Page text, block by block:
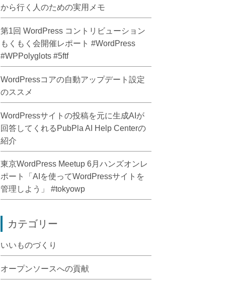
から行く人のための実用メモ
第1回 WordPress コントリビューション
もくもく会開催レポート #WordPress
#WPPolyglots #5ftf
WordPressコアの自動アップデート設定
のススメ
WordPressサイトの投稿を元に生成AIが
回答してくれるPubPla AI Help Centerの
紹介
東京WordPress Meetup 6月ハンズオンレ
ポート「AIを使ってWordPressサイトを
管理しよう」 #tokyowp
カテゴリー
いいものづくり
オープンソースへの貢献